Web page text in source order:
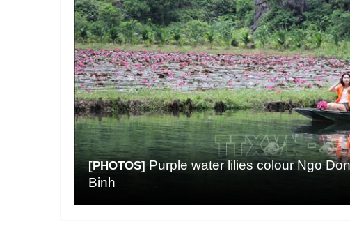
[PHOTOS] Purple water lilies colour Ngo
Binh